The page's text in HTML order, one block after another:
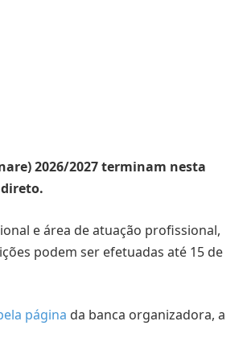
2026/2027 terminam nesta
e área de atuação profissional,
podem ser efetuadas até 15 de
página da banca organizadora, a